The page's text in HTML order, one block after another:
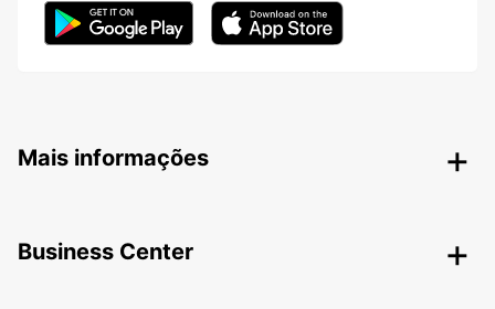
Mais informações
Business Center